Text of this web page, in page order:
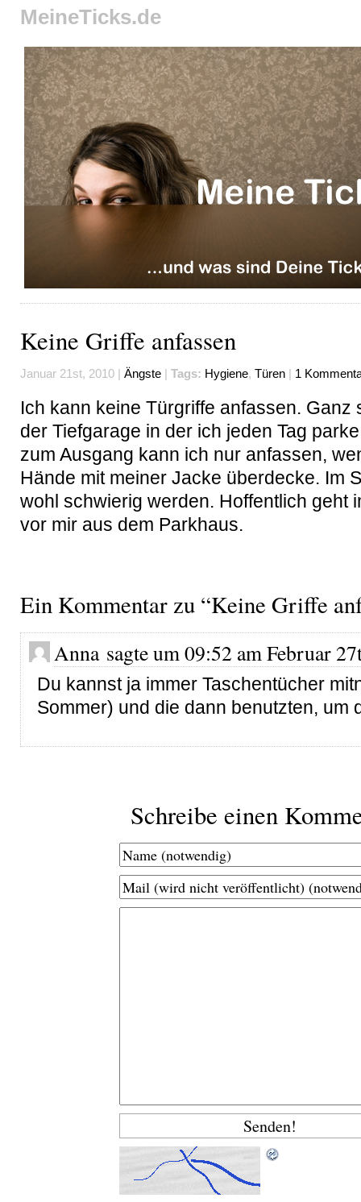
MeineTicks.de
Keine Griffe anfassen
Januar 21st, 2010 | Ängste | Tags: Hygiene, Türen | 1
Ich kann keine Türgriffe anfassen. Ganz
der Tiefgarage in der ich jeden Tag
zum Ausgang kann ich nur anfassen,
Hände mit meiner Jacke überdecke. Im
wohl schwierig werden. Hoffentlich geht
vor mir aus dem Parkhaus.
Ein Kommentar zu “Keine Griffe
Anna sagte um 09:52 am Februar
Du kannst ja immer Taschentücher
Sommer) und die dann benutzten, um
Schreibe einen